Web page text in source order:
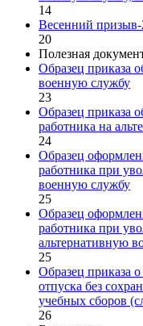
14
Весенний призыв-
20
Полезная
Образец приказа
военную службу
23
Образец приказа
работника на
24
Образец
работника при
военную службу
25
Образец
работника при
альтернативную
25
Образец приказа
отпуска без
учебных сборов
26